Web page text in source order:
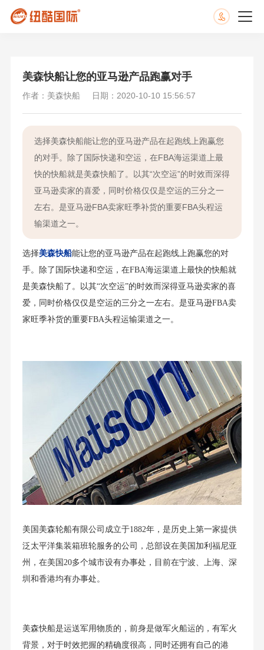
美森快船让您的亚马逊产品跑赢对手
作者：美森快船 日期：2020-10-10 15:56:57
选择美森快船能让您的亚马逊产品在起跑线上跑赢您
的对手。除了国际快递和空运，在FBA海运渠道上最
快的快船就是美森快船了。以其“次空运”的时效而深得
亚马逊卖家的喜爱，同时价格仅仅是空运的三分之一
左右。是亚马逊FBA卖家旺季补货的重要FBA头程运
输渠道之一。
选择美森快船能让您的亚马逊产品在起跑线上跑赢您的对
手。除了国际快递和空运，在FBA海运渠道上最快的快船就
是美森快船了。以其“次空运”的时效而深得亚马逊卖家的喜
爱，同时价格仅仅是空运的三分之一左右。是亚马逊FBA卖
家旺季补货的重要FBA头程运输渠道之一。
美国美森轮船有限公司成立于1882年，是历史上第一家提供
泛太平洋集装箱班轮服务的公司，总部设在美国加利福尼亚
州，在美国20多个城市设有办事处，目前在宁波、上海、深
圳和香港均有办事处。
美森快船是运送军用物质的，前身是做军火船运的，有军火
背景，对于时效把握的精确度很高，同时还拥有自己的港